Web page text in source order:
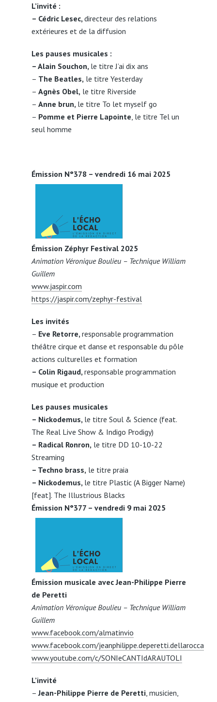
L’invité :
– Cédric Lesec, directeur des relations
extérieures et de la diffusion
Les pauses musicales :
– Alain Souchon, le titre J’ai dix ans
– The Beatles, le titre Yesterday
– Agnès Obel, le titre Riverside
– Anne brun, le titre To let myself go
– Pomme et Pierre Lapointe , le titre Tel un
seul homme
Émission N°378 – vendredi 16 mai 2025
Émission Zéphyr Festival 2025
Animation Véronique Boulieu – Technique William
Guillem
www.jaspir.com
https://jaspir.com/zephyr-festival
Les invités
– Eve Retorre, responsable programmation
théâtre cirque et danse et responsable du pôle
actions culturelles et formation
– Colin Rigaud, responsable programmation
musique et production
Les pauses musicales
– Nickodemus, le titre Soul & Science (feat.
The Real Live Show & Indigo Prodigy)
– Radical Ronron, le titre DD 10-10-22
Streaming
– Techno brass, le titre praia
– Nickodemus, le titre Plastic (A Bigger Name)
[feat]. The Illustrious Blacks
Émission N°377 – vendredi 9 mai 2025
Émission musicale avec Jean-Philippe Pierre
de Peretti
Animation Véronique Boulieu – Technique William
Guillem
www.facebook.com/almatinvio
www.facebook.com/jeanphilippe.deperetti.dellarocca
www.youtube.com/c/SONIeCANTIdARAUTOLI
L’invité
–Jean-Philippe Pierre de Peretti, musicien,